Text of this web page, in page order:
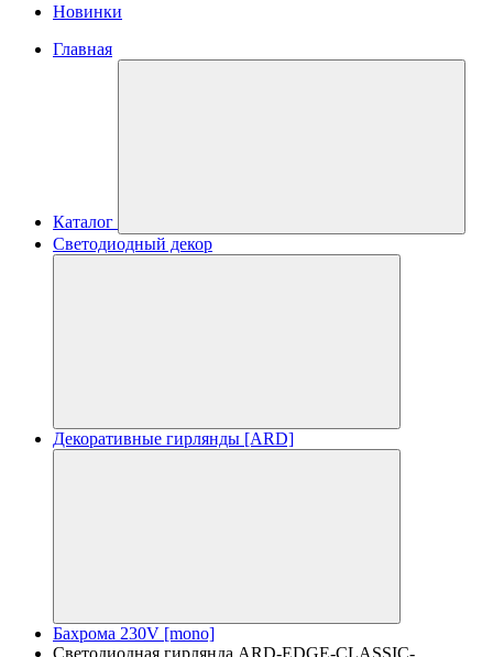
Новинки
Главная
Каталог
Светодиодный декор
Декоративные гирлянды [ARD]
Бахрома 230V [mono]
Светодиодная гирлянда ARD-EDGE-CLASSIC-